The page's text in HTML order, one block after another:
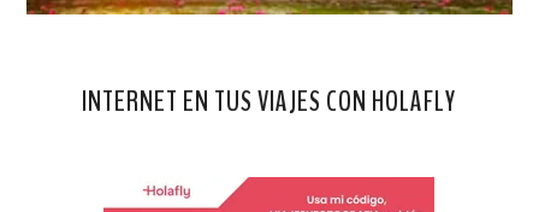
INTERNET EN TUS VIAJES CON HOLAFLY